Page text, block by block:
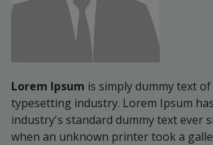
Lorem Ipsum is simply dummy text
typesetting industry. Lorem Ipsum
industry's standard dummy text ever
when an unknown printer took a